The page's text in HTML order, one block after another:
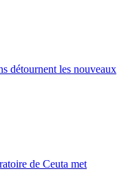
détournent les nouveaux
de Ceuta met